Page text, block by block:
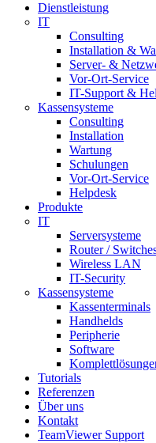
Dienstleistung
IT
Consulting
Installation &
Server- &
Vor-Ort-Service
IT-Support &
Kassensysteme
Consulting
Installation
Wartung
Schulungen
Vor-Ort-Service
Helpdesk
Produkte
IT
Serversysteme
Router /
Wireless LAN
IT-Security
Kassensysteme
Kassenterminals
Handhelds
Peripherie
Software
Tutorials
Referenzen
Über uns
Kontakt
TeamViewer Support